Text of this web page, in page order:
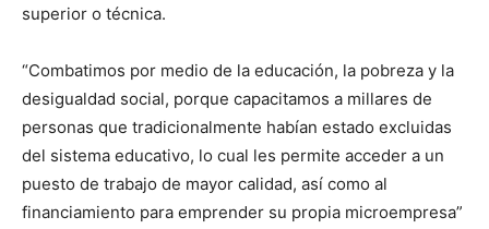
superior o técnica.
“Combatimos por medio de la educación, la pobreza y la
desigualdad social, porque capacitamos a millares de
personas que tradicionalmente habían estado excluidas
del sistema educativo, lo cual les permite acceder a un
puesto de trabajo de mayor calidad, así como al
financiamiento para emprender su propia microempresa”